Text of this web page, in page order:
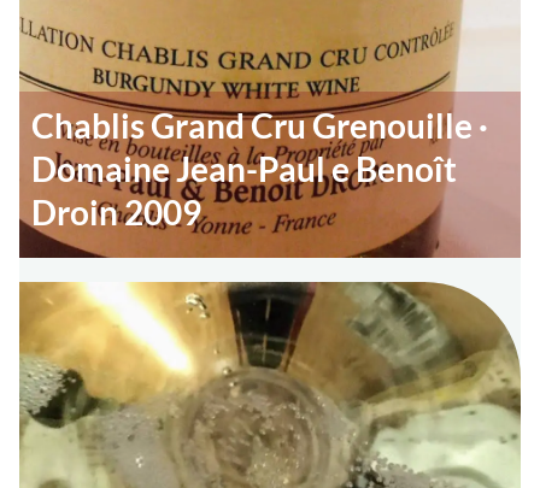
Chablis Grand Cru Grenouille ·
Domaine Jean-Paul e Benoît
Droin 2009